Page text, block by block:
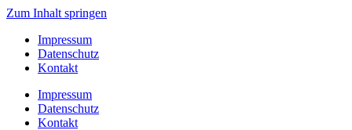
Zum Inhalt springen
Impressum
Datenschutz
Kontakt
Impressum
Datenschutz
Kontakt